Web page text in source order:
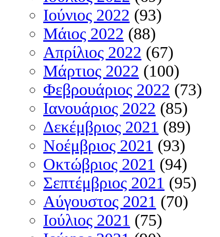
Ιούνιος 2022 (93)
Μάιος 2022 (88)
Απρίλιος 2022 (67)
Μάρτιος 2022 (100)
Φεβρουάριος 2022 (73)
Ιανουάριος 2022 (85)
Δεκέμβριος 2021 (89)
Νοέμβριος 2021 (93)
Οκτώβριος 2021 (94)
Σεπτέμβριος 2021 (95)
Αύγουστος 2021 (70)
Ιούλιος 2021 (75)